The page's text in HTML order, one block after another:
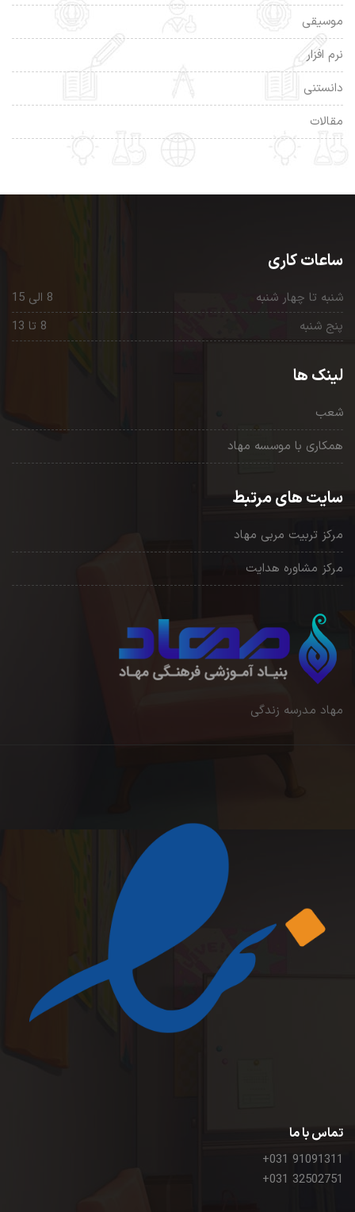
موسیقی
نرم افزار
دانستنی
مقالات
ساعات کاری
8 الی 15
شنبه تا چهار شنبه
8 تا 13
پنج شنبه
لینک ها
شعب
همکاری با موسسه مهاد
سایت های مرتبط
مرکز تربیت مربی مهاد
مرکز مشاوره هدایت
مهاد مدرسه زندگی
تماس با ما
+031 91091311
+031 32502751